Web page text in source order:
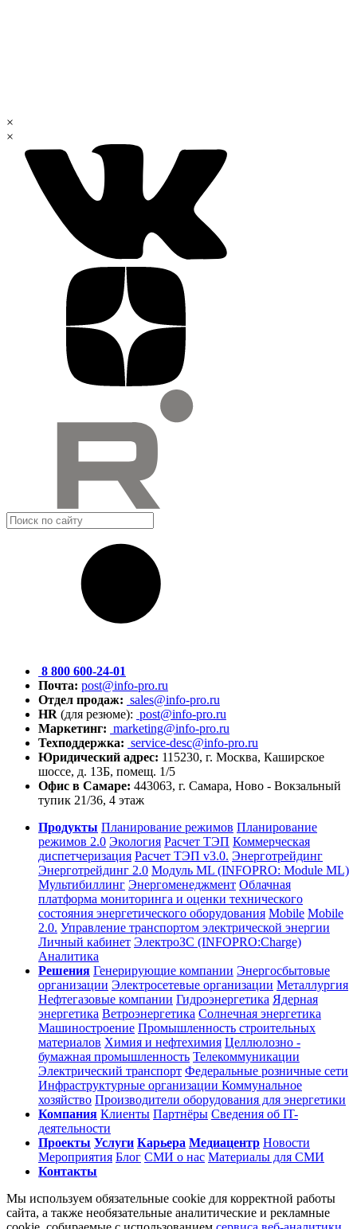
×
×
8 800 600-24-01
Почта: post@info-pro.ru
Отдел продаж: sales@info-pro.ru
HR (для резюме): post@info-pro.ru
Маркетинг: marketing@info-pro.ru
Техподдержка: service-desc@info-pro.ru
Юридический адрес: 115230, г. Москва, Каширское
шоссе, д. 13Б, помещ. 1/5
Офис в Самаре: 443063, г. Самара, Ново - Вокзальный
тупик 21/36, 4 этаж
Продукты Планирование режимов Планирование
режимов 2.0 Экология Расчет ТЭП Коммерческая
диспетчеризация Расчет ТЭП v3.0. Энерготрейдинг
Энерготрейдинг 2.0 Модуль ML (INFOPRO: Module ML)
Мультибиллинг Энергоменеджмент Облачная
платформа мониторинга и оценки технического
состояния энергетического оборудования Mobile Mobile
2.0. Управление транспортом электрической энергии
Личный кабинет ЭлектроЗС (INFOPRO:Charge)
Аналитика
Решения Генерирующие компании Энергосбытовые
организации Электросетевые организации Металлургия
Нефтегазовые компании Гидроэнергетика Ядерная
энергетика Ветроэнергетика Солнечная энергетика
Машиностроение Промышленность строительных
материалов Химия и нефтехимия Целлюлозно -
бумажная промышленность Телекоммуникации
Электрический транспорт Федеральные розничные сети
Инфраструктурные организации Коммунальное
хозяйство Производители оборудования для энергетики
Компания Клиенты Партнёры Сведения об IT-
деятельности
Проекты Услуги Карьера Медиацентр Новости
Мероприятия Блог СМИ о нас Материалы для СМИ
Контакты
Мы используем обязательные cookie для корректной работы
сайта, а также необязательные аналитические и рекламные